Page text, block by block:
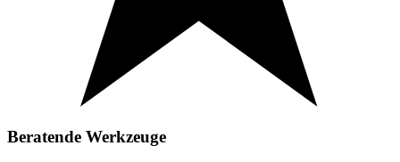
Beratende Werkzeuge